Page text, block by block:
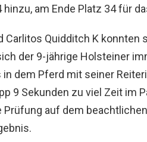
am Ende Platz 34 für
Carlitos Quidditch K konnten
der 9-jährige Holsteiner
in dem Pferd mit seiner
9 Sekunden zu viel Zeit im
auf dem